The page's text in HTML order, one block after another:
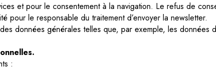
et pour le consentement à la navigation. Le refus de
pour le responsable du traitement d’envoyer la newsletter.
données générales telles que, par exemple, les données
: